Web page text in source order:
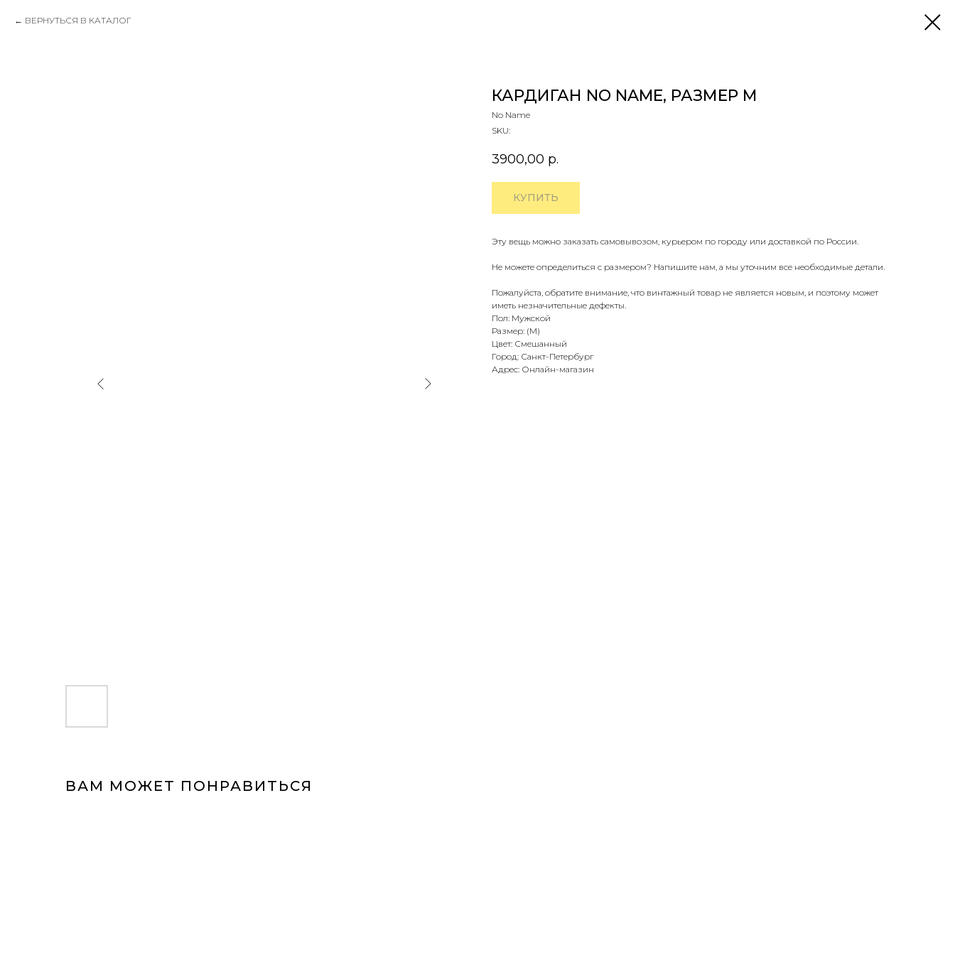
ВЕРНУТЬСЯ В КАТАЛОГ
КАРДИГАН NO NAME, РАЗМЕР M
No Name
SKU:
3900,00 р.
КУПИТЬ
Эту вещь можно заказать самовывозом, курьером по городу или доставкой по России.
Не можете определиться с размером? Напишите нам, а мы уточним все необходимые детали.
Пожалуйста, обратите внимание, что винтажный товар не является новым, и поэтому может
иметь незначительные дефекты.
Пол: Мужской
Размер: (M)
Цвет: Смешанный
Город: Санкт-Петербург
Адрес: Онлайн-магазин
ВАМ МОЖЕТ ПОНРАВИТЬСЯ